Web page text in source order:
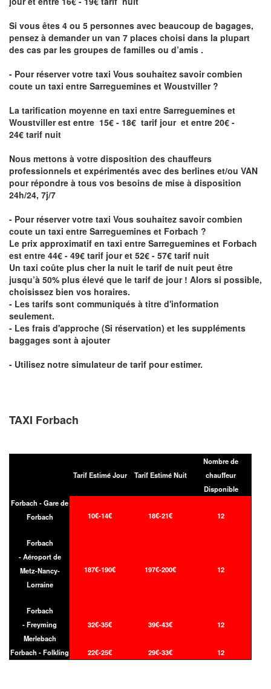
Si vous êtes 4 ou 5 personnes avec beaucoup de bagages,
pensez à demander un van 7 places choisi dans la plupart
des cas par les groupes de familles ou d’amis .
- Pour réserver votre taxi Vous souhaitez savoircombien
coute un taxi entre Sarreguemines et Woustviller ?
La tarification moyenne en taxi entre Sarreguemines et
Woustviller est entre 15€ - 18€ tarif jour et entre 20€ -
24€ tarif nuit
Nous mettons à votre disposition des chauffeurs
professionnels et expérimentés avec des berlines et/ou VAN
pour répondre à tous vos besoins de mise à disposition
24h/24, 7j/7
- Pour réserver votre taxi Vous souhaitez savoircombien
coute un taxi entre Sarreguemines et Forbach ?
Le prix approximatif en taxi entre Sarreguemines et Forbach
est entre 44€ - 49€ tarif jour et 52€ - 57€ tarif nuit
Un taxi coûte plus cher la nuit le tarif de nuit peut être
jusqu’à 50% plus élevé que le tarif de jour ! Alors si possible,
choisissez bien vos horaires.
- Les tarifs sont communiqués à titre d'information
seulement.
- Les frais d'approche (Si réservation) et les suppléments
baggages sont à ajouter
- Utilisez notre simulateur de tarif pour estimer.
TAXI Forbach
Tarif Estimé Jour Tarif Estimé Nuit
Nombre de
chauffeur
Disponible
Forbach - Gare de
Forbach
10€-14€ 18€-21€ 12
Forbach
- Aéroport de
Metz-Nancy-
Lorraine
187€-190€ 197€-200€ 12
Forbach
- Freyming
Merlebach
32€-35€ 39€-43€ 12
Forbach - Folkling 22€-25€ 29€-33€ 12